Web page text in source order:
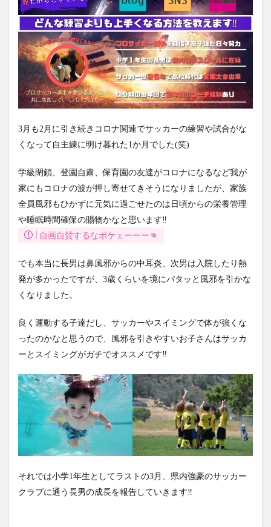
3月も2月に引き続きコロナ関連でサッカーの練習や試合がな
くなって自主練に明け暮れた1か月でした(笑)
学級閉鎖、登園自粛、保育園の友達がコロナになるなど我が
家にもコロナの波が押し寄せてきそうになりましたが、家族
全員風邪もひかずに元気に過ごせたのは日頃からの栄養管理
や睡眠時間確保の賜物かなと思います‼
自画自賛するなボケェーーー👊
でも本当に長男は鼻風邪からの中耳炎、次男は入院したり熱
発が多かったですが、3歳くらいを境にパタッと風邪を引かな
くなりました。
良く運動する子達だし、サッカーやスイミングで体が強くな
ったのかなと思うので、風邪を引きやすいお子さんはサッカ
ーとスイミングがガチでオススメです‼
それでは小学1年生としてラストの3月、県内強豪のサッカー
クラブに通う長男の成長を報告していきます‼